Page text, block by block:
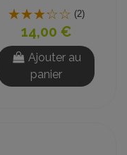
(2)
14,00 €
Ajouter au
panier